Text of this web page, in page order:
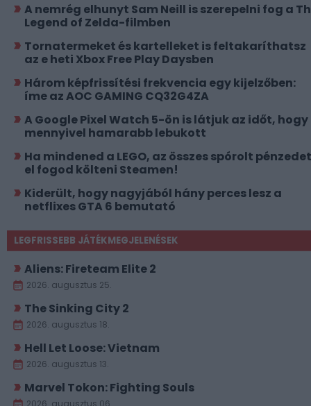
A nemrég elhunyt Sam Neill is szerepelni fog a
Legend of Zelda-filmben
Tornatermeket és kartelleket is feltakaríthatsz
az e heti Xbox Free Play Daysben
Három képfrissítési frekvencia egy kijelzőben:
íme az AOC GAMING CQ32G4ZA
A Google Pixel Watch 5-ön is látjuk az időt, hogy
mennyivel hamarabb lebukott
Ha mindened a LEGO, az összes spórolt pénzedet
el fogod költeni Steamen!
Kiderült, hogy nagyjából hány perces lesz a
netflixes GTA 6 bemutató
LEGFRISSEBB JÁTÉKMEGJELENÉSEK
Aliens: Fireteam Elite 2
2026. augusztus 25.
The Sinking City 2
2026. augusztus 18.
Hell Let Loose: Vietnam
2026. augusztus 13.
Marvel Tokon: Fighting Souls
2026. augusztus 06.